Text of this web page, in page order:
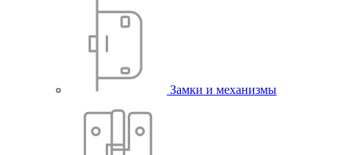
Замки и механизмы